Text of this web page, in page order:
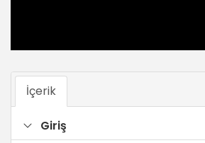
İçerik
Giriş